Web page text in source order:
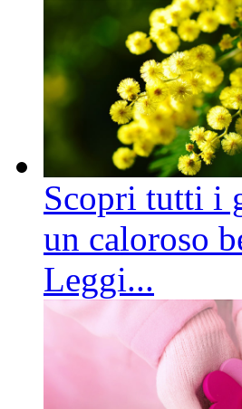
Scopri tutti i
un caloroso
Leggi...